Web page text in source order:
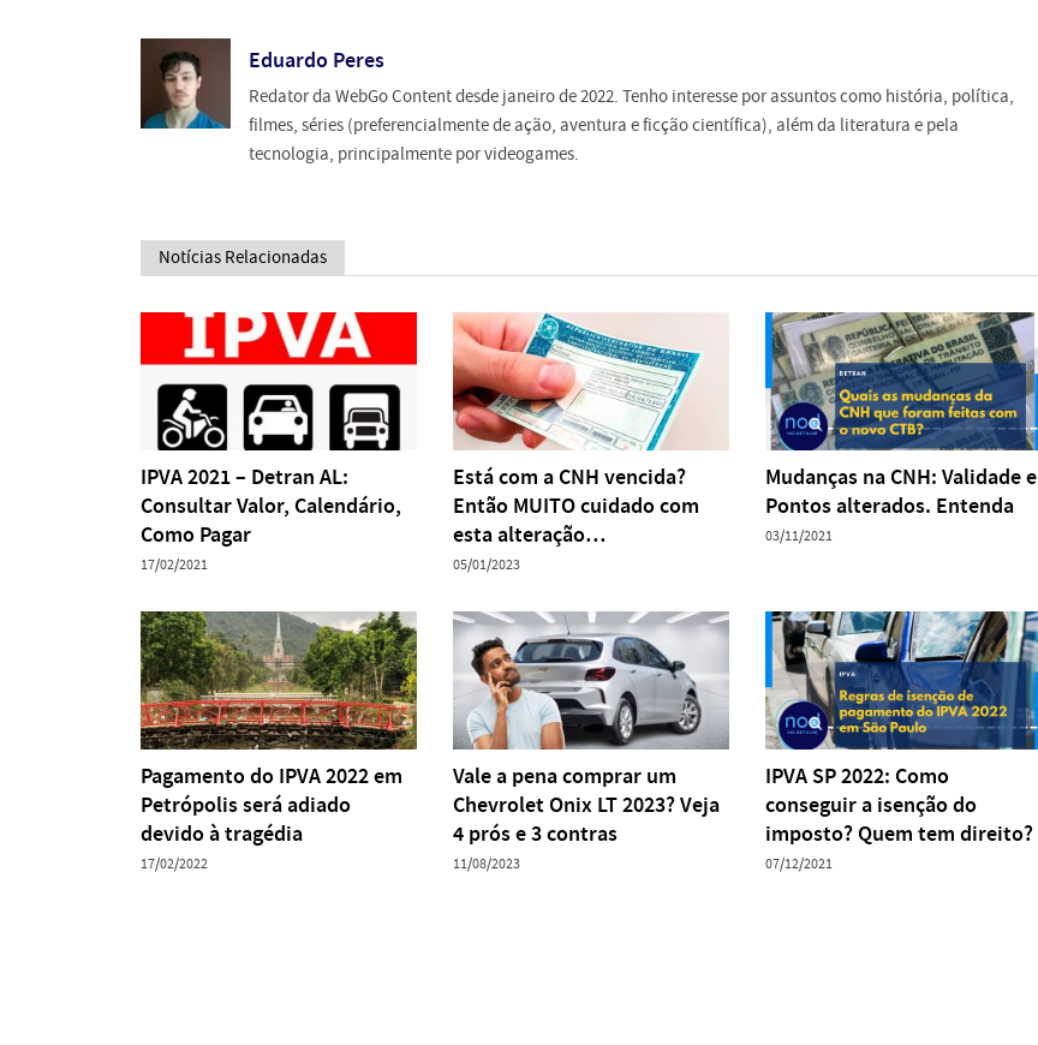
Eduardo Peres
Redator da WebGo Content desde janeiro de 2022. Tenho interesse por assuntos como história, política,
filmes, séries (preferencialmente de ação, aventura e ficção científica), além da literatura e pela
tecnologia, principalmente por videogames.
Notícias Relacionadas
IPVA 2021 – Detran AL:
Consultar Valor, Calendário,
Como Pagar
17/02/2021
Está com a CNH vencida?
Então MUITO cuidado com
esta alteração…
05/01/2023
Mudanças na CNH: Validade e
Pontos alterados. Entenda
03/11/2021
Pagamento do IPVA 2022 em
Petrópolis será adiado
devido à tragédia
17/02/2022
Vale a pena comprar um
Chevrolet Onix LT 2023? Veja
4 prós e 3 contras
11/08/2023
IPVA SP 2022: Como
conseguir a isenção do
imposto? Quem tem direito?
07/12/2021